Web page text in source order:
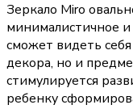
Зеркало Miro
минималистичное
сможет видеть
декора, но и
стимулируется
ребенку